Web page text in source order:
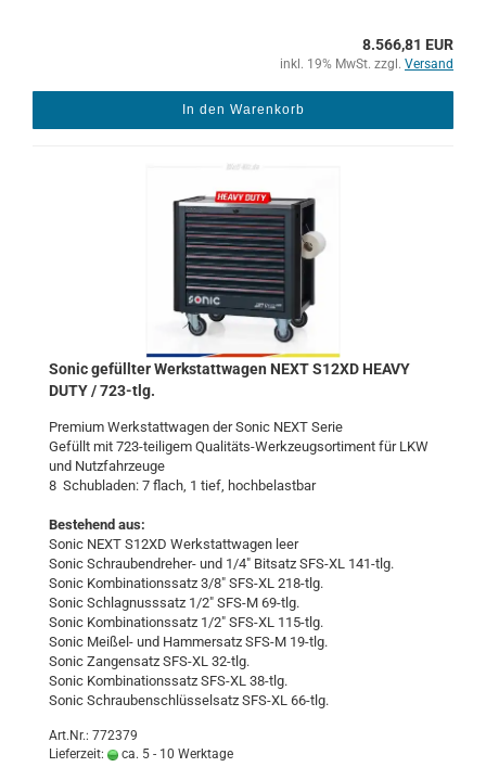
8.566,81 EUR
inkl. 19% MwSt. zzgl. Versand
In den Warenkorb
Sonic ge­füll­ter Werk­statt­wa­gen NEXT S12XD HEAVY
DUTY / 723-​tlg.
Pre­mi­um Werk­statt­wa­gen der Sonic NEXT Serie
Ge­füllt mit 723-​teiligem Qualitäts-​Werkzeugsortiment für LKW
und Nutz­fahr­zeu­ge
8 Schub­la­den: 7 flach, 1 tief, hoch­be­last­bar
Be­stehend aus:
Sonic NEXT S12XD Werk­statt­wa­gen leer
Sonic Schraubendreher-​ und 1/4" Bit­satz SFS-​XL 141-​tlg.
Sonic Kom­bi­na­ti­ons­satz 3/8" SFS-​XL 218-​tlg.
Sonic Schlagnuss­satz 1/2" SFS-M 69-​tlg.
Sonic Kom­bi­na­ti­ons­satz 1/2" SFS-​XL 115-​tlg.
Sonic Meißel-​ und Ham­mer­satz SFS-M 19-​tlg.
Sonic Zan­gen­satz SFS-​XL 32-​tlg.
Sonic Kom­bi­na­ti­ons­satz SFS-​XL 38-​tlg.
Sonic Schrau­ben­schlüs­sel­satz SFS-​XL 66-​tlg.
Art.Nr.: 772379
Lieferzeit:
ca. 5 - 10 Werktage